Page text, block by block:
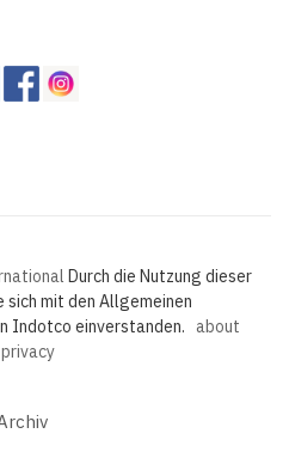
Durch die Nutzung dieser
sich mit den Allgemeinen
Indotco einverstanden. about
privacy